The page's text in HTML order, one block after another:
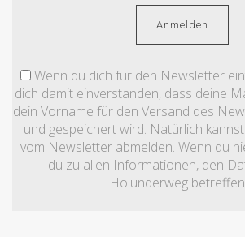
Wenn du dich für den Newsletter
dich damit einverstanden, dass deine
dein Vorname für den Versand des
und gespeichert wird. Natürlich
vom Newsletter abmelden. Wenn du
du zu allen Informationen, den
Holunderweg